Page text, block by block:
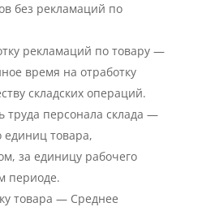
без рекламаций по
рекламаций по товару —
время на отработку
складских операций.
труда персонала склада —
единиц товара,
за единицу рабочего
периоде.
товара — Среднее